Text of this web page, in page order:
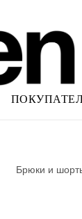
Брюки и